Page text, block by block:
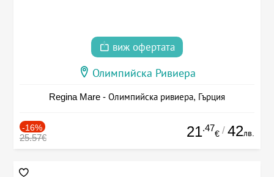
виж офертата
Олимпийска Ривиера
Regina Mare - Олимпийска ривиера, Гърция
-16%
25.57€ 21.47
€ / 42лв.